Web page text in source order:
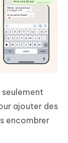
ajouter des
encombrer